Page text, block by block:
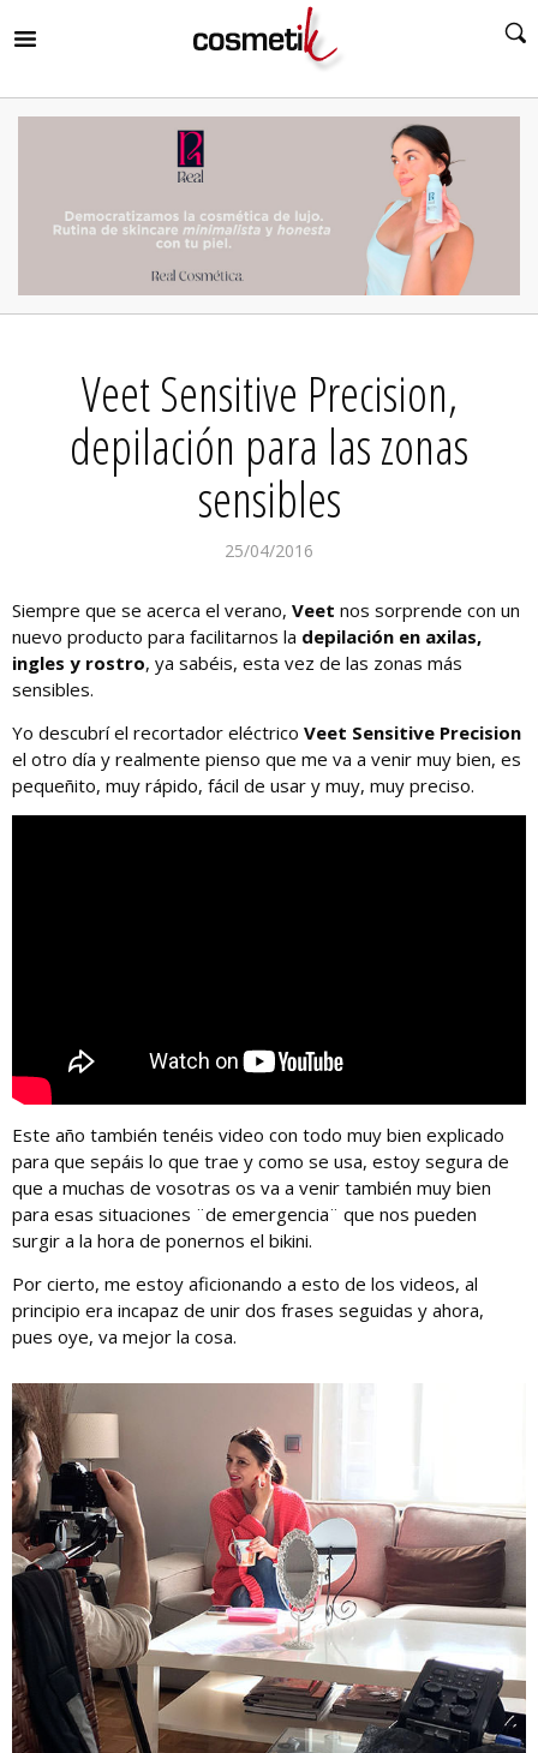
Veet Sensitive Precision,
depilación para las zonas
sensibles
25/04/2016
Siempre que se acerca el verano, Veet nos sorprende con un
nuevo producto para facilitarnos la depilación en axilas,
ingles y rostro, ya sabéis, esta vez de las zonas más
sensibles.
Yo descubrí el recortador eléctrico Veet Sensitive Precision
el otro día y realmente pienso que me va a venir muy bien, es
pequeñito, muy rápido, fácil de usar y muy, muy preciso.
Este año también tenéis video con todo muy bien explicado
para que sepáis lo que trae y como se usa, estoy segura de
que a muchas de vosotras os va a venir también muy bien
para esas situaciones ¨de emergencia¨ que nos pueden
surgir a la hora de ponernos el bikini.
Por cierto, me estoy aficionando a esto de los videos, al
principio era incapaz de unir dos frases seguidas y ahora,
pues oye, va mejor la cosa.